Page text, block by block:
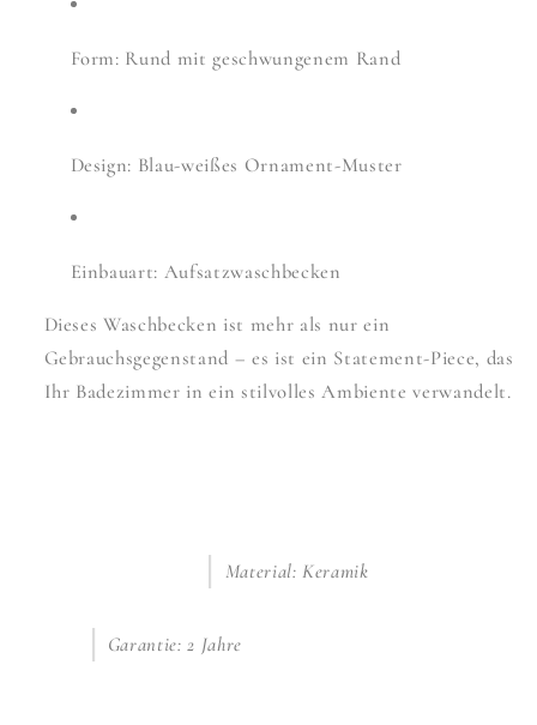
Form: Rund mit geschwungenem Rand
Design: Blau-weißes Ornament-Muster
Einbauart: Aufsatzwaschbecken
Dieses Waschbecken ist mehr als nur ein
Gebrauchsgegenstand – es ist ein Statement-Piece, das
Ihr Badezimmer in ein stilvolles Ambiente verwandelt.
Material: Keramik
Garantie: 2 Jahre